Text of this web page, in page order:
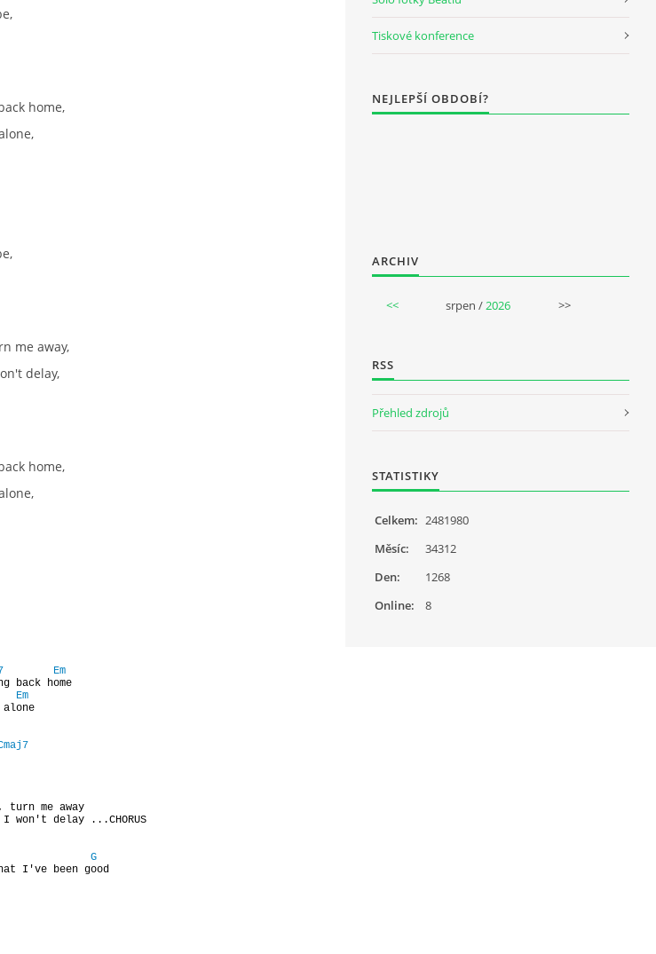
home,
me away,
delay,
home,
Em
back home
Em
me away
delay ...CHORUS
G
I've been good
Tiskové konference
NEJLEPŠÍ OBDOBÍ?
ARCHIV
<< srpen /2026 >>
RSS
Přehled zdrojů
STATISTIKY
Online: 8
Celkem: 2481980
Měsíc:
34312
Den:
1268